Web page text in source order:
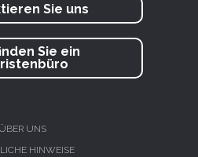
Sie uns
Sie ein
ÜBER UNS
HINWEISE